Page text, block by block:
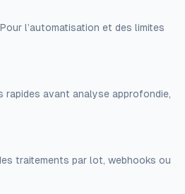
l’automatisation et des limites
avant analyse approfondie,
traitements par lot, webhooks ou